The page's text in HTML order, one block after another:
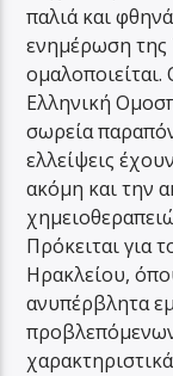
παλιά και
ενημέρωση της
ομαλοποιείται.
Ελληνική
σωρεία
ελλείψεις
ακόμη και την
Πρόκειται για
Ηρακλείου,
ανυπέρβλητα